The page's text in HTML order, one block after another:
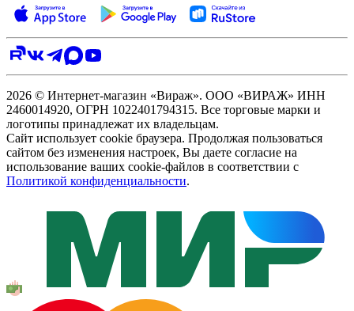
2026 © Интернет-магазин «Вираж». ООО «ВИРАЖ» ИНН
2460014920, ОГРН 1022401794315. Все торговые марки и
логотипы принадлежат их владельцам.
Сайт использует cookie браузера. Продолжая пользоваться
сайтом без изменения настроек, Вы даете согласие на
использование ваших cookie-файлов в соответствии с
Политикой конфиденциальности.